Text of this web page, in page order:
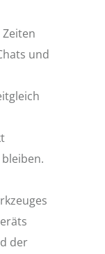
und
der